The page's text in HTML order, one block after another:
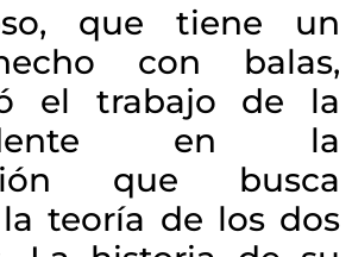
que tiene un
con balas,
el trabajo de la
en la
que busca
teoría de los dos